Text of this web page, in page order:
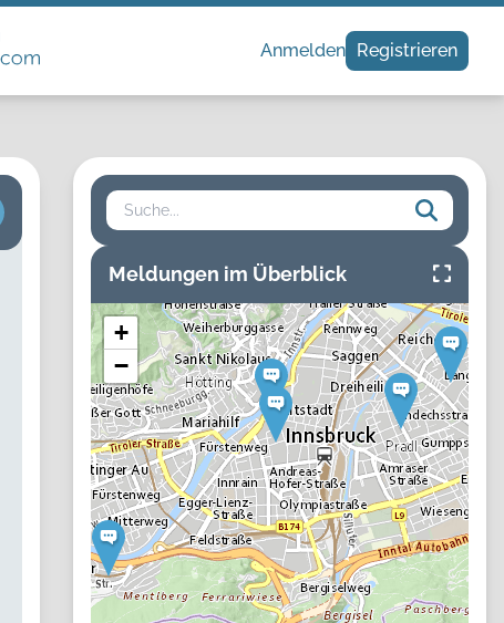
Anmelden Registrieren
Suche
Meldungen im Überblick
+
−